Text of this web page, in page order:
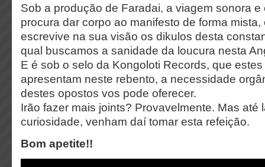
Sob a produção de Faradai, a viagem sonora e
procura dar corpo ao manifesto de forma
escrevive na sua visão os dikulos desta
qual buscamos a sanidade da loucura nesta
E é sob o selo da Kongoloti Records, que
apresentam neste rebento, a necessidade
destes opostos vos pode oferecer.
Irão fazer mais joints? Provavelmente. Mas até
curiosidade, venham daí tomar esta refeição.
Bom apetite!!